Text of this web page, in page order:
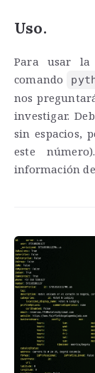
Uso.
Para usar la
comando
nos
investigar.
sin espacios,
este
información